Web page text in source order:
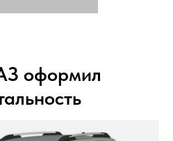
оформил